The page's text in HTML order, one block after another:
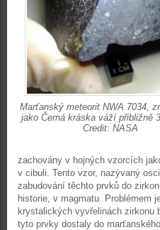
Marťanský meteorit NWA 7034,
jako Černá kráska váží přibližně
Credit: NASA
zachovány v hojných vzorcích
v cibuli. Tento vzor, nazývaný
zabudování těchto prvků do
historie, v magmatu. Problémem
krystalických vyvřelinách
tyto prvky dostaly do